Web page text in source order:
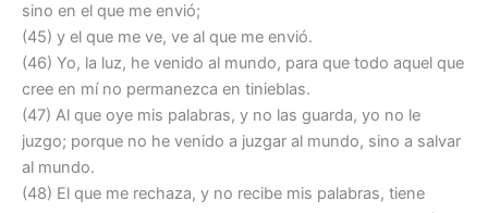
sino en el que me envió;
(45) y el que me ve, ve al que me envió.
(46) Yo, la luz, he venido al mundo, para que todo aquel que
cree en mí no permanezca en tinieblas.
(47) Al que oye mis palabras, y no las guarda, yo no le
juzgo; porque no he venido a juzgar al mundo, sino a salvar
al mundo.
(48) El que me rechaza, y no recibe mis palabras, tiene